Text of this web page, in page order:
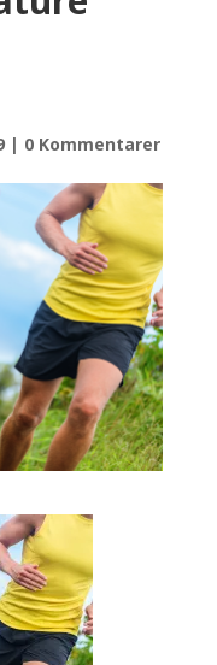
| 0 Kommentarer